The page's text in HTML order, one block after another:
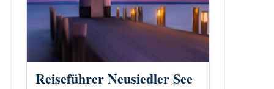
Reiseführer Neusiedler See